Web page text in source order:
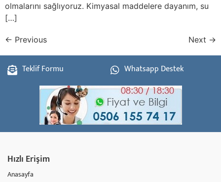
olmalarını sağlıyoruz. Kimyasal maddelere dayanım, su
[…]
← Previous Next →
Teklif Formu Whatsapp Destek
Hızlı Erişim
Anasayfa